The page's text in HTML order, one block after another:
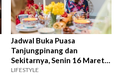
Jadwal Buka Puasa
Tanjungpinang dan
Sekitarnya, Senin 16 Maret
2026
LIFESTYLE